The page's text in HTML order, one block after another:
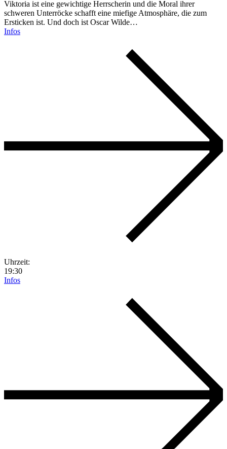
Viktoria ist eine gewichtige Herrscherin und die Moral ihrer
schweren Unterröcke schafft eine miefige Atmosphäre, die zum
Ersticken ist. Und doch ist Oscar Wilde…
Infos
Uhrzeit:
19:30
Infos